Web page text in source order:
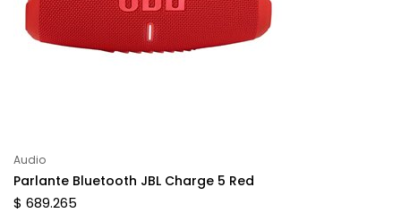
Audio
Parlante Bluetooth JBL Charge 5 Red
$ 689.265